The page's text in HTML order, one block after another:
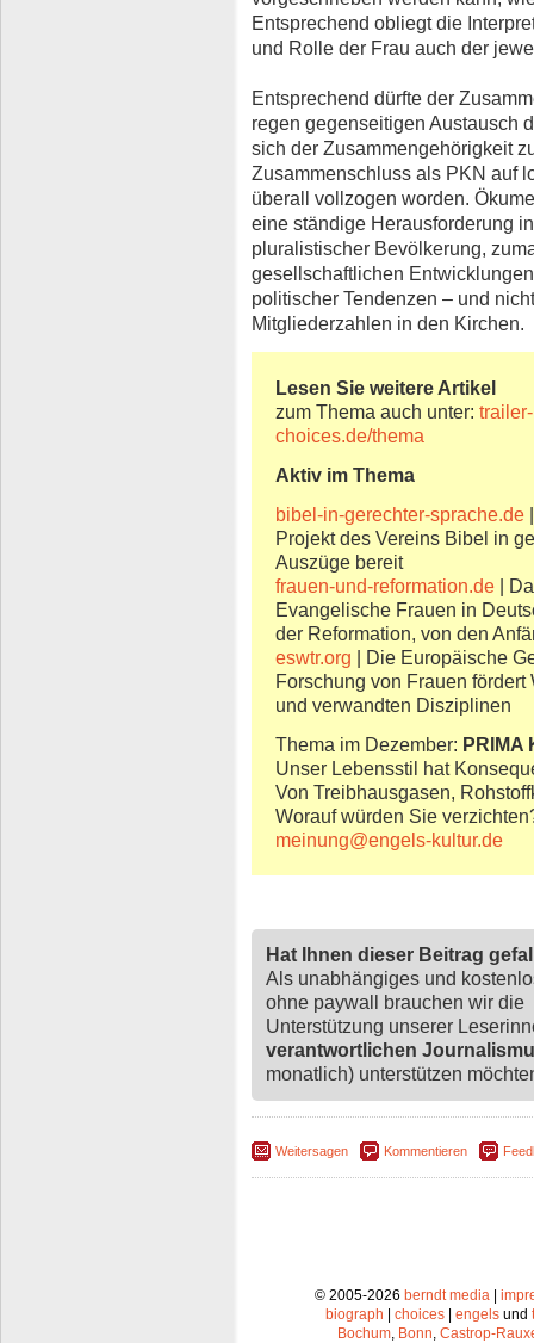
Entsprechend obliegt die
und Rolle der Frau auch der
Entsprechend dürfte der
regen gegenseitigen Austausch
sich der Zusammengehörigkeit
Zusammenschluss als PKN auf
überall vollzogen worden.
eine ständige Herausforderung
pluralistischer Bevölkerung,
gesellschaftlichen
politischer Tendenzen – und
Mitgliederzahlen in den Kirchen.
Lesen Sie weitere Artikel
zum Thema auch unter:
choices.de/thema
Aktiv im Thema
bibel-in-gerechter-sprache.de
Projekt des Vereins Bibel in
Auszüge bereit
frauen-und-reformation.de |
Evangelische Frauen in
der Reformation, von den
eswtr.org | Die Europäische
Forschung von Frauen
und verwandten Disziplinen
Thema im Dezember: PRIMA
Unser Lebensstil hat
Von Treibhausgasen,
Worauf würden Sie
meinung@engels-kultur.de
Hat Ihnen dieser Beitrag
Als unabhängiges und
ohne paywall brauchen wir die
Unterstützung unserer
verantwortlichen
monatlich) unterstützen
Weitersagen Kommentieren
© 2005-2026 berndt media|
biograph | choices | engels und
Bochum, Bonn, Castrop-